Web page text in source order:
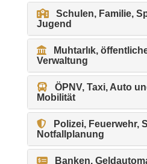
Schulen, Familie,
Jugend
Muhtarlık,
Verwaltung
ÖPNV, Taxi, Auto
Mobilität
Polizei, Feuerwehr,
Notfallplanung
Banken,